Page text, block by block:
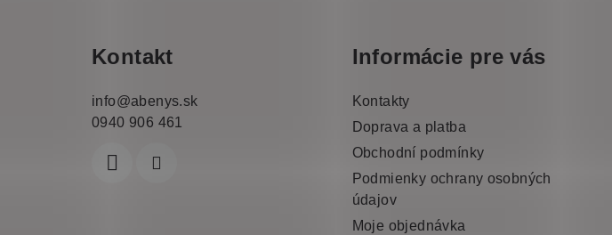
Kontakt
info@abenys.sk
0940 906 461
Informácie pre vás
Kontakty
Doprava a platba
Obchodní podmínky
Podmienky ochrany osobných
údajov
Moje objednávka